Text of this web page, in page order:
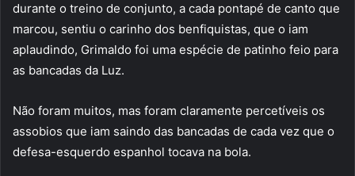
durante o treino de conjunto, a cada pontapé de canto que
marcou, sentiu o carinho dos benfiquistas, que o iam
aplaudindo, Grimaldo foi uma espécie de patinho feio para
as bancadas da Luz.
Não foram muitos, mas foram claramente percetíveis os
assobios que iam saindo das bancadas de cada vez que o
defesa-esquerdo espanhol tocava na bola.